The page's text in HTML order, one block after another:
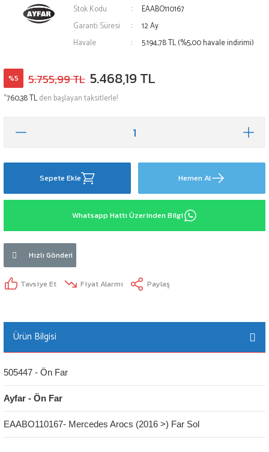
Stok Kodu
EAABO110167
Garanti Süresi
12 Ay
Havale
5.194,78 TL (%5,00 havale indirimi)
%5 5.755,99 TL 5.468,19 TL
*760,38 TLden başlayan taksitlerle!
Sepete Ekle Hemen Al
Whatsapp Hattı Üzerinden Bilgi
Hızlı Gönderi
Tavsiye Et Fiyat Alarmı Paylaş
Ürün Bilgisi
505447 - Ön Far
Ayfar - Ön Far
EAABO110167- Mercedes Arocs (2016 >) Far Sol